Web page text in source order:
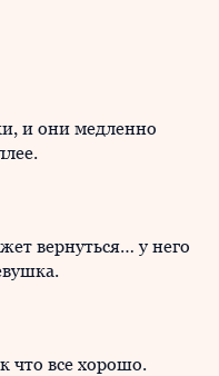
и они медленно
вернуться… у него
что все хорошо.